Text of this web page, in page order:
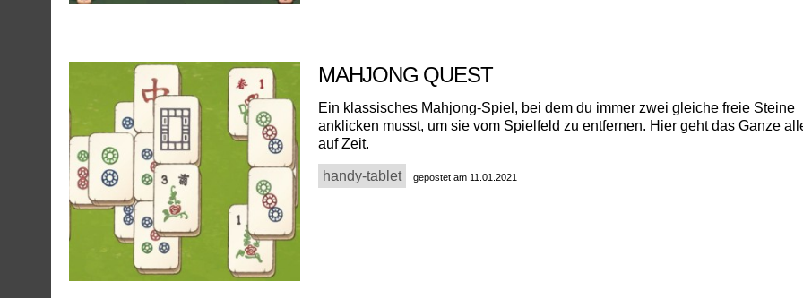
MAHJONG QUEST
Ein klassisches Mahjong-Spiel, bei dem du immer zwei gleiche freie Steine
anklicken musst, um sie vom Spielfeld zu entfernen. Hier geht das Ganze
auf Zeit.
handy-tablet gepostet am 11.01.2021